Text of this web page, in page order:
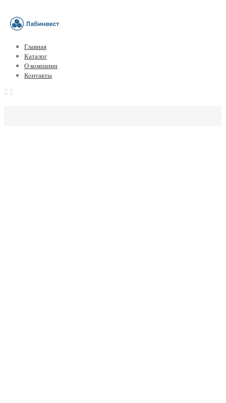
Главная
Каталог
О компании
Контакты